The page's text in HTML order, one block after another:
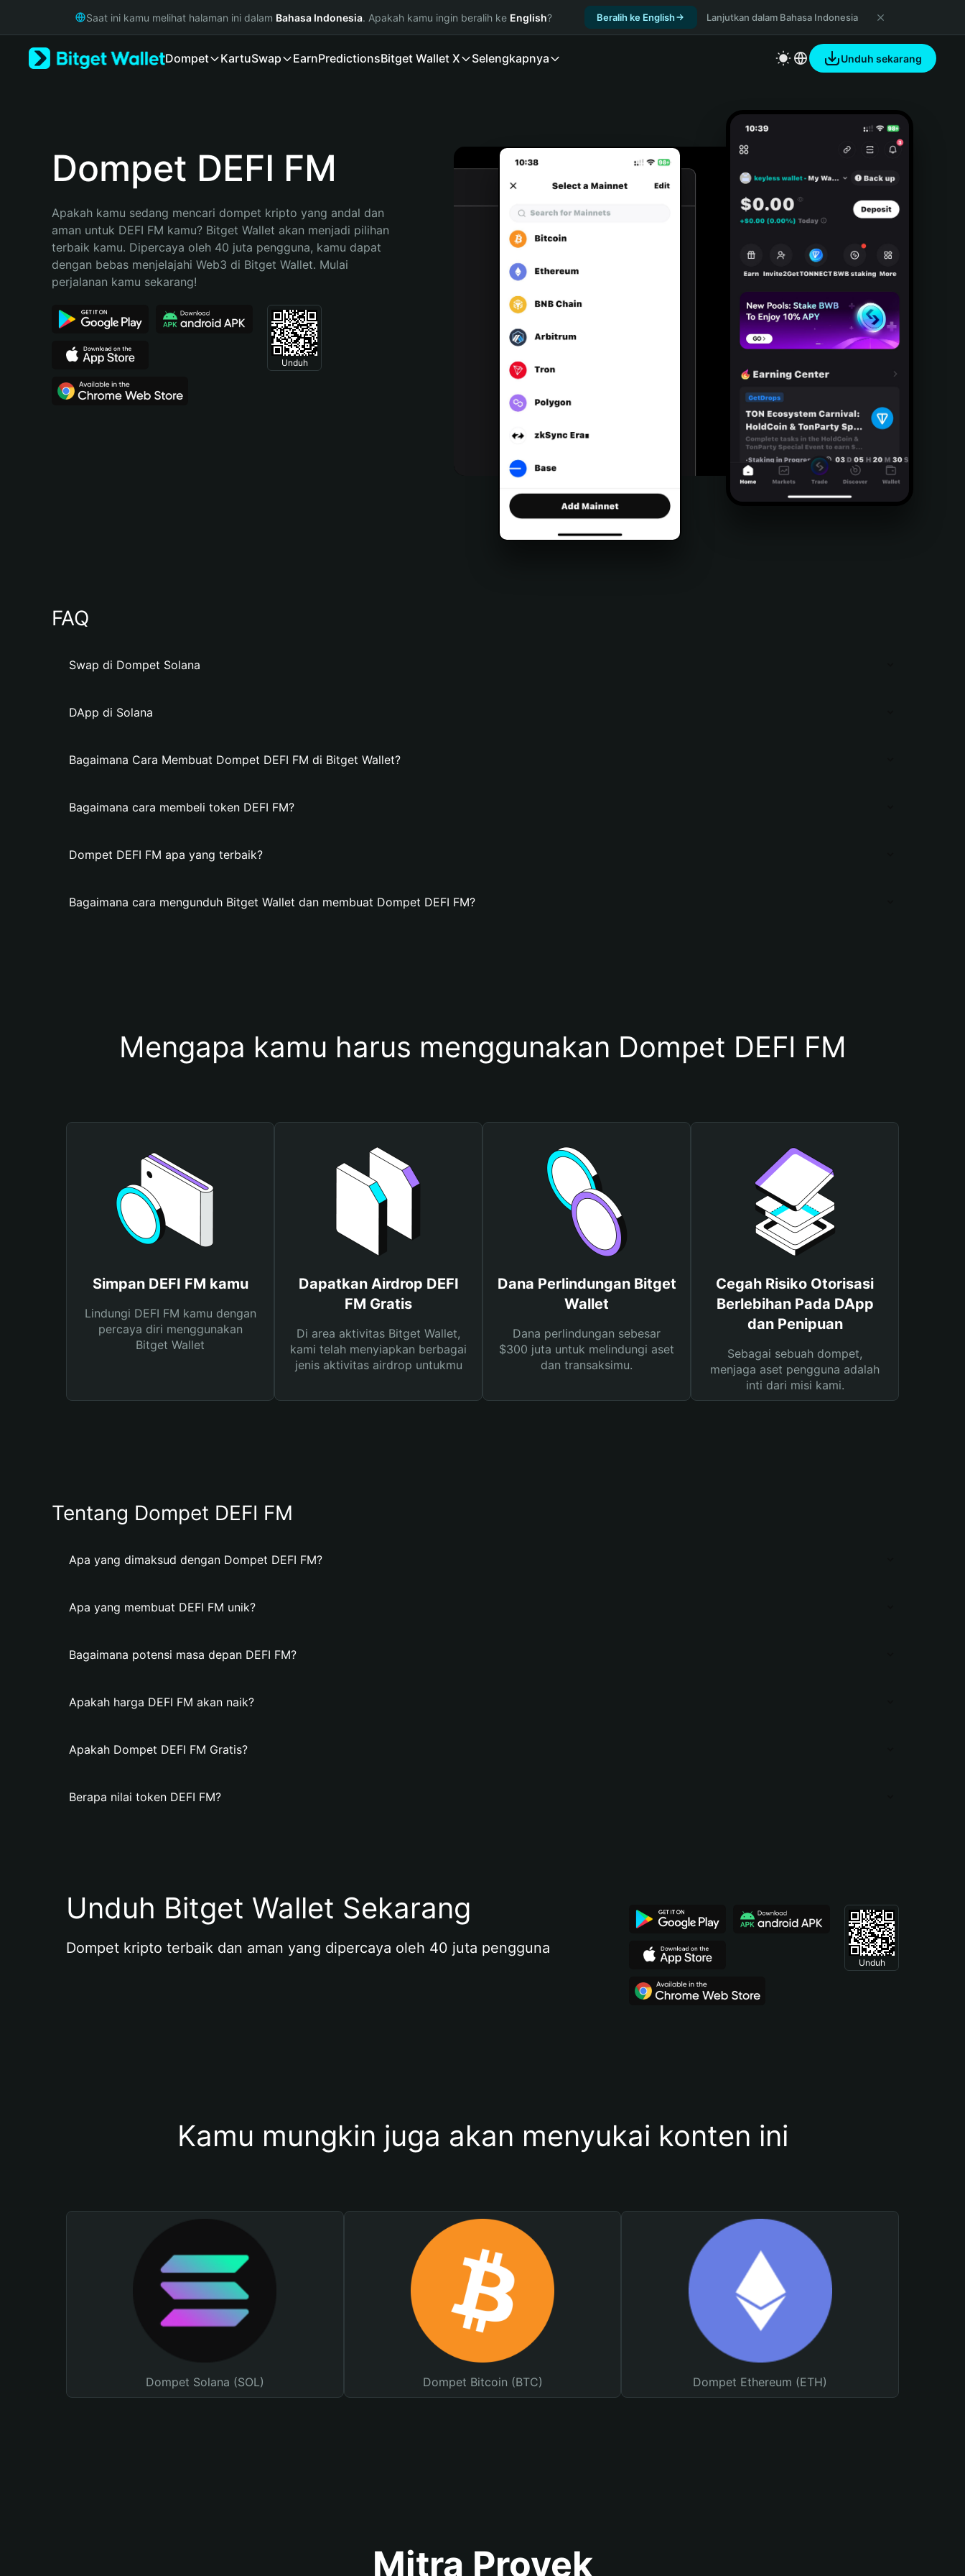
Русский
Bahasa Indonesia
Español (Argentina)
Saat ini kamu melihat halaman ini dalam Bahasa Indonesia. Apakah kamu ingin beralih ke English? Beralih ke English Lanjutkan dalam Bahasa Indonesia
Dompet KartuSwap EarnPredictionsBitget Wallet X Selengkapnya Unduh sekarang
Dompet DEFI FM
Apakah kamu sedang mencari dompet kripto yang andal dan
aman untuk DEFI FM kamu? Bitget Wallet akan menjadi pilihan
terbaik kamu. Dipercaya oleh 40 juta pengguna, kamu dapat
dengan bebas menjelajahi Web3 di Bitget Wallet. Mulai
perjalanan kamu sekarang!
Unduh
FAQ
Swap di Dompet Solana
DApp di Solana
Bagaimana Cara Membuat Dompet DEFI FM di Bitget Wallet?
Bagaimana cara membeli token DEFI FM?
Dompet DEFI FM apa yang terbaik?
Bagaimana cara mengunduh Bitget Wallet dan membuat Dompet DEFI FM?
Mengapa kamu harus menggunakan Dompet DEFI FM
Simpan DEFI FM kamu
Lindungi DEFI FM kamu dengan
percaya diri menggunakan
Bitget Wallet
Dapatkan Airdrop DEFI
FM Gratis
Di area aktivitas Bitget Wallet,
kami telah menyiapkan berbagai
jenis aktivitas airdrop untukmu
Dana Perlindungan Bitget
Wallet
Dana perlindungan sebesar
$300 juta untuk melindungi aset
dan transaksimu.
Cegah Risiko Otorisasi
Berlebihan Pada DApp
dan Penipuan
Sebagai sebuah dompet,
menjaga aset pengguna adalah
inti dari misi kami.
Tentang Dompet DEFI FM
Apa yang dimaksud dengan Dompet DEFI FM?
Apa yang membuat DEFI FM unik?
Bagaimana potensi masa depan DEFI FM?
Apakah harga DEFI FM akan naik?
Apakah Dompet DEFI FM Gratis?
Berapa nilai token DEFI FM?
Unduh Bitget Wallet Sekarang
Dompet kripto terbaik dan aman yang dipercaya oleh 40 juta pengguna
Unduh
Kamu mungkin juga akan menyukai konten ini
Dompet Solana (SOL) Dompet Bitcoin (BTC) Dompet Ethereum (ETH)
Mitra Proyek